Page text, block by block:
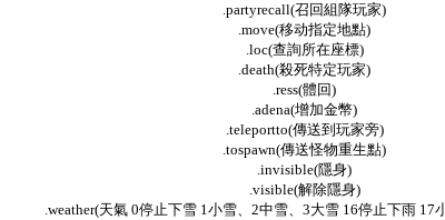
.partyrecall(召回組隊玩家)
.move(移动指定地點)
.loc(查詢所在座標)
.death(殺死特定玩家)
.ress(體回)
.adena(增加金幣)
.teleportto(傳送到玩家旁)
.tospawn(傳送怪物重生點)
.invisible(隱身)
.visible(解除隱身)
.weather(天氣 0停止下雪 1小雪、2中雪、3大雪 16停止下雨 17